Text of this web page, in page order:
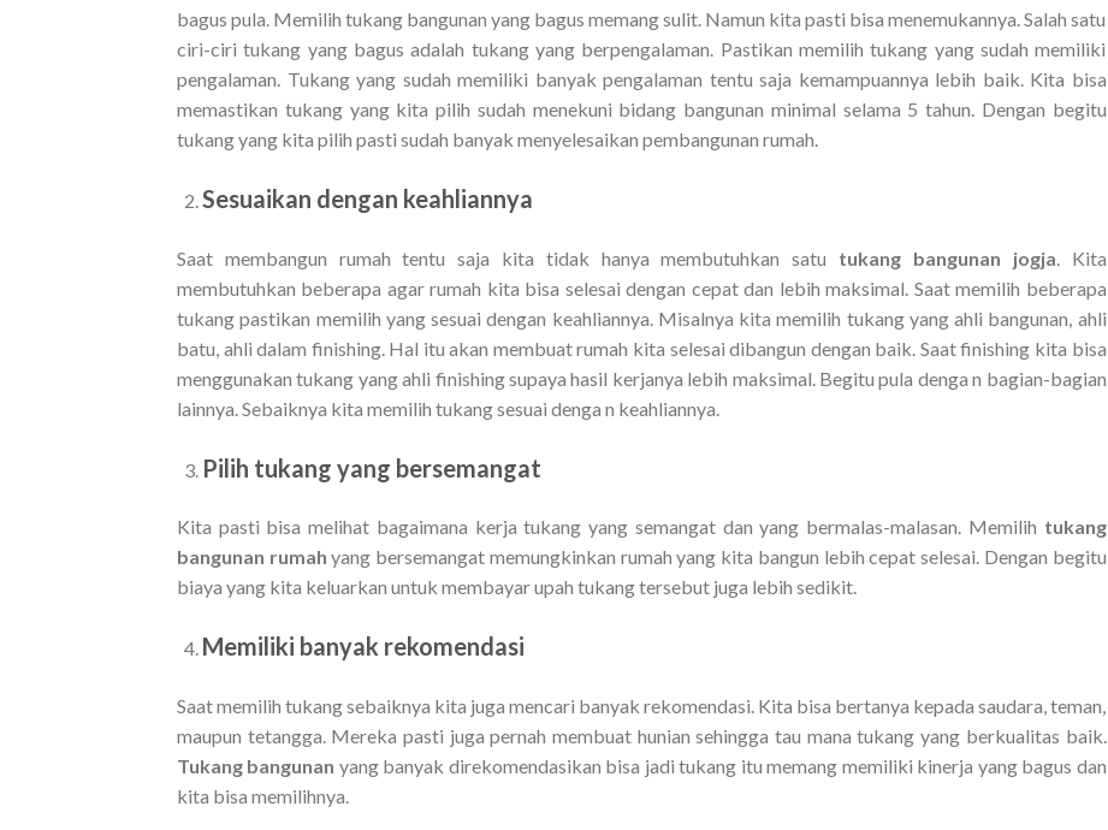
bagus pula. Memilih tukang bangunan yang bagus memang sulit. Namun kita pasti bisa menemukannya. Salah satu
ciri-ciri tukang yang bagus adalah tukang yang berpengalaman. Pastikan memilih tukang yang sudah memiliki
pengalaman. Tukang yang sudah memiliki banyak pengalaman tentu saja kemampuannya lebih baik. Kita bisa
memastikan tukang yang kita pilih sudah menekuni bidang bangunan minimal selama 5 tahun. Dengan begitu
tukang yang kita pilih pasti sudah banyak menyelesaikan pembangunan rumah.
Sesuaikan dengan keahliannya
Saat membangun rumah tentu saja kita tidak hanya membutuhkan satu tukang bangunan jogja . Kita
membutuhkan beberapa agar rumah kita bisa selesai dengan cepat dan lebih maksimal. Saat memilih beberapa
tukang pastikan memilih yang sesuai dengan keahliannya. Misalnya kita memilih tukang yang ahli bangunan, ahli
batu, ahli dalam finishing. Hal itu akan membuat rumah kita selesai dibangun dengan baik. Saat finishing kita bisa
menggunakan tukang yang ahli finishing supaya hasil kerjanya lebih maksimal. Begitu pula denga n bagian-bagian
lainnya. Sebaiknya kita memilih tukang sesuai denga n keahliannya.
Pilih tukang yang bersemangat
Kita pasti bisa melihat bagaimana kerja tukang yang semangat dan yang bermalas-malasan. Memilih tukang
bangunan rumahyang bersemangat memungkinkan rumah yang kita bangun lebih cepat selesai. Dengan begitu
biaya yang kita keluarkan untuk membayar upah tukang tersebut juga lebih sedikit.
Memiliki banyak rekomendasi
Saat memilih tukang sebaiknya kita juga mencari banyak rekomendasi. Kita bisa bertanya kepada saudara, teman,
maupun tetangga. Mereka pasti juga pernah membuat hunian sehingga tau mana tukang yang berkualitas baik.
Tukang bangunan yang banyak direkomendasikan bisa jadi tukang itu memang memiliki kinerja yang bagus dan
kita bisa memilihnya.